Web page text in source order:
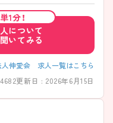
ることができます◎ ご興味
1分！
について
いてみる
人伸愛会 求人一覧はこちら
更新日 : 2026年6月15日